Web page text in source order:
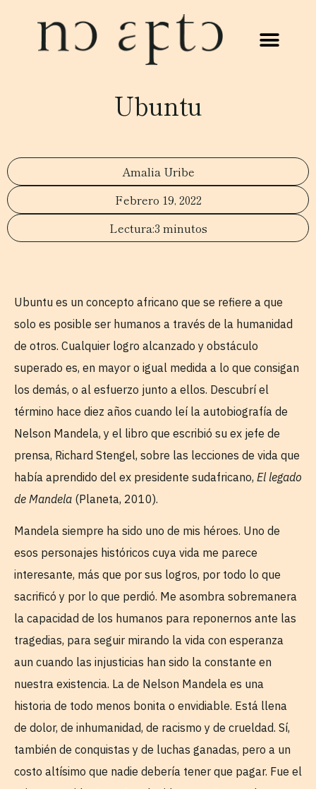
Ubuntu
Amalia Uribe
Febrero 19, 2022
3 minutos
Ubuntu es un concepto africano que se refiere a que
solo es posible ser humanos a través de la humanidad
de otros. Cualquier logro alcanzado y obstáculo
superado es, en mayor o igual medida a lo que consigan
los demás, o al esfuerzo junto a ellos. Descubrí el
término hace diez años cuando leí la autobiografía de
Nelson Mandela, y el libro que escribió su ex jefe de
prensa, Richard Stengel, sobre las lecciones de vida que
había aprendido del ex presidente sudafricano, El legado
de Mandela (Planeta, 2010).
Mandela siempre ha sido uno de mis héroes. Uno de
esos personajes históricos cuya vida me parece
interesante, más que por sus logros, por todo lo que
sacrificó y por lo que perdió. Me asombra sobremanera
la capacidad de los humanos para reponernos ante las
tragedias, para seguir mirando la vida con esperanza
aun cuando las injusticias han sido la constante en
nuestra existencia. La de Nelson Mandela es una
historia de todo menos bonita o envidiable. Está llena
de dolor, de inhumanidad, de racismo y de crueldad. Sí,
también de conquistas y de luchas ganadas, pero a un
costo altísimo que nadie debería tener que pagar. Fue el